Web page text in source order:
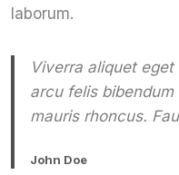
laborum.
Viverra aliquet
arcu felis
mauris rhoncus.
John Doe